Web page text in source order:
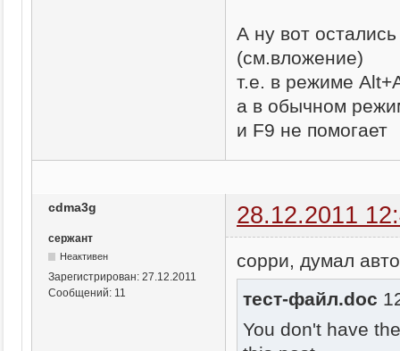
А ну вот
(см.вложение)
т.е. в режиме
а в обычном
и F9 не помогает
cdma3g 28.12.2011
сержант
Неактивен
Зарегистрирован: 27.12.2011
Сообщений: 11
сорри, думал
тест-файл.doc
You don't have